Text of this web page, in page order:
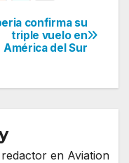
confirma su
triple vuelo en
América del Sur
en Aviation